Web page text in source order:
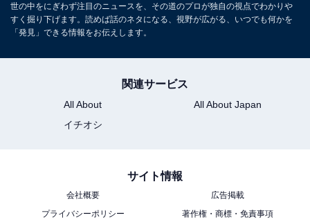
年に1～2回雪が降るかどうかの地域ではスタッドレスや
タイヤチェーンを積んでいない車も多いだろう。急な積
「スプレー式滑り止め」の使い方は、タイヤの接地面に
世の中をにぎわず注目のニュースを、その道のプロが独自の視点でわかりや
すく掘り下げます。読めば話のネタになる、視野が広がる、いつでも何かを
「発見」できる情報をお伝えします。
関連サービス
All About
All About Japan
イチオシ
サイト情報
会社概要
広告掲載
プライバシーポリシー
著作権・商標・免責事項